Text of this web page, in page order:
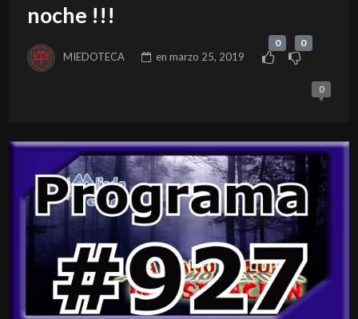
noche !!!
MIEDOTECA enmarzo 25, 2019
0 0
0